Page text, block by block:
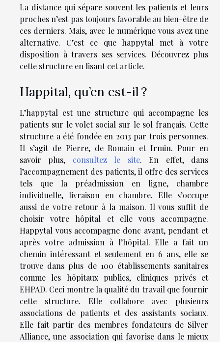
La distance qui sépare souvent les patients et leurs
proches n’est pas toujours favorable au bien-être de
ces derniers. Mais, avec le numérique vous avez une
alternative. C’est ce que happytal met à votre
disposition à travers ses services. Découvrez plus
cette structure en lisant cet article.
Happital, qu’en est-il ?
L’happytal est une structure qui accompagne les
patients sur le volet social sur le sol français. Cette
structure a été fondée en 2013 par trois personnes.
Il s’agit de Pierre, de Romain et Irmin. Pour en
savoir plus, consultez le site. En effet, dans
l’accompagnement des patients, il offre des services
tels que la préadmission en ligne, chambre
individuelle, livraison en chambre. Elle s’occupe
aussi de votre retour à la maison. Il vous suffit de
choisir votre hôpital et elle vous accompagne.
Happytal vous accompagne donc avant, pendant et
après votre admission à l’hôpital. Elle a fait un
chemin intéressant et seulement en 6 ans, elle se
trouve dans plus de 100 établissements sanitaires
comme les hôpitaux publics, cliniques privés et
EHPAD. Ceci montre la qualité du travail que fournir
cette structure. Elle collabore avec plusieurs
associations de patients et des assistants sociaux.
Elle fait partir des membres fondateurs de Silver
Alliance, une association qui favorise dans le mieux